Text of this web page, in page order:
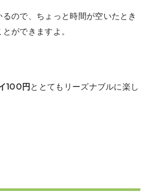
ので、ちょっと時間が空いたとき
ができますよ。
100円ととてもリーズナブルに楽し